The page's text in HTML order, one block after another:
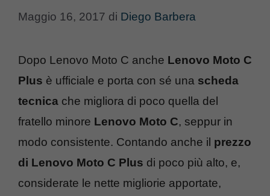
Maggio 16, 2017 di Diego Barbera
Dopo Lenovo Moto C anche Lenovo Moto C
Plus è ufficiale e porta con sé una scheda
tecnica che migliora di poco quella del
fratello minore Lenovo Moto C, seppur in
modo consistente. Contando anche il prezzo
di Lenovo Moto C Plus di poco più alto, e,
considerate le nette migliorie apportate,